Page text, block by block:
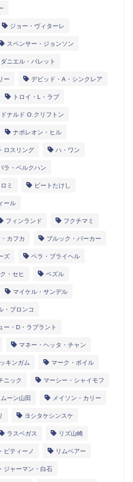
ジョー・ヴィターレ
スペンサー・ジョンソン
ダニエル・バレット
ー デビッド・A・シンクレア
トロイ・L・ラブ
ドナルド O.クリフトン
ナポレオン・ヒル
ロスリング ハ・ワン
ラ・ベルクハン
ミ ビートたけし
ール
フィンランド フクチマミ
カフカ ブルック・バーカー
ズ ベラ・ブライヘル
・セヒ ペズル
マイケル・サンデル
・プロンコ
ー・D・ラプラント
マネー・ヘッタ・チャン
キンガム マーク・ボイル
ニック マーシー・シャイモフ
ムーン山田 メイソン・カリー
ヨシタケシンスケ
ラスベガス リズ山崎
ピティーノ リムベアー
ジャーマン・白石